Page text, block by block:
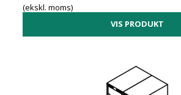
(ekskl. moms)
VIS PRODUKT